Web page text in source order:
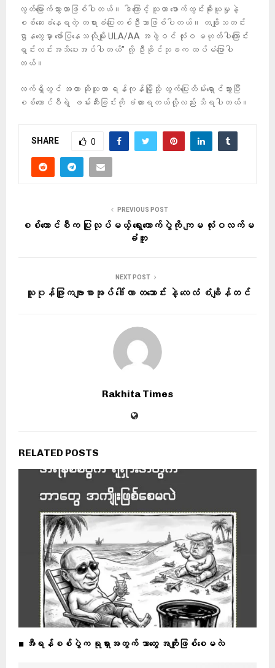
လွတ်မြောက်သွားတာဖြစ်ပါတယ်။ ဒါကြောင့် သူဟာ ဖောက်ထွင်းခိုးယူမှုနဲ့
စစ်ဆေးခံနေရတဲ့ တရားခံပြေးတစ်ဦးသာဖြစ်ပါတယ်။ တချိုသတင်း
ဌာနတွေမှာ ဖော်ပြနေသလိုမျိုး ULA/AA အဖွဲဝင် လုံးဝ မဟုတ်ပါကြောင်း
ရှင်းလင်းအသိပေးအပ်ပါတယ်” လို့ ဦးခိုင်သုခက ထပ်မံပြောပါ
တယ်။
လက်ရှိတွင် အတာ ဆိုသူဟာ ရန်ကုန်မြို့သို့ ထွက်ပြေးတိမ်းရှောင်သွားပြီး
စစ်ကောင်စီရဲ့ ဖမ်းဆီးခြင်းကို ခံထားရတယ်လို့လည်း သိရပါတယ်။
SHARE 0
PREVIOUS POST
စစ်ကောင်စီက ပြုလုပ်မယ့် ရွေးကောက်ပွဲကို ကျမ လုံးဝလက်မ
ခံဘူး
NEXT POST
သူပုန်ဖြူကဗျာစာအုပ် ‌ဒေါ်လာ တသောင်း နဲ့ လေလံ စံချိန်တင်
Rakhita Times
RELATED POSTS
■ အီရန်စစ်ပွဲက ရုရှားအတွက် ဘာတွေ အကျိုးဖြစ်စေမလဲ